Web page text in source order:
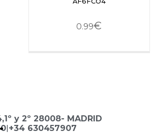
0.99€
y 2º 28008- MADRID
|+34 630457907